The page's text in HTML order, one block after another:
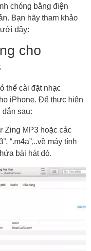
chóng bằng điện
Bạn hãy tham khảo
đây:
cho
thể cài đặt nhạc
iPhone. Để thực hiện
sau:
Zing MP3 hoặc các
“.m4a”,..về máy tính
bài hát đó.